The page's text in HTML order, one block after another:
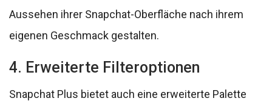
Aussehen ihrer Snapchat-Oberfläche nach ihrem
eigenen Geschmack gestalten.
4. Erweiterte Filteroptionen
Snapchat Plus bietet auch eine erweiterte Palette